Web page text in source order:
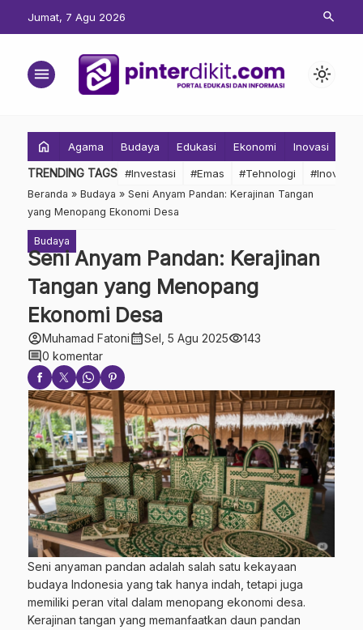
Jumat, 7 Agu 2026 search
menu light_mode
home Agama Budaya Edukasi Ekonomi Inovasi
TRENDING TAGS #Investasi #Emas #Tehnologi #Inovasi
Beranda » Budaya » Seni Anyam Pandan: Kerajinan Tangan
yang Menopang Ekonomi Desa
Budaya
Seni Anyam Pandan: Kerajinan
Tangan yang Menopang
Ekonomi Desa
account_circleMuhamad Fatonicalendar_monthSel, 5 Agu 2025visibility143
comment0 komentar
Seni anyaman pandan adalah salah satu kekayaan
budaya Indonesia yang tak hanya indah, tetapi juga
memiliki peran vital dalam menopang ekonomi desa.
Kerajinan tangan yang memanfaatkan daun pandan